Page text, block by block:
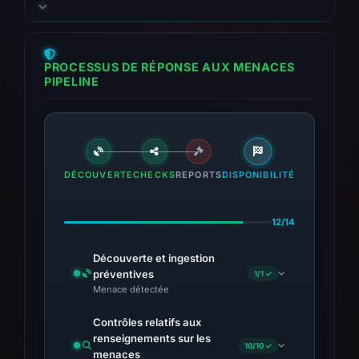
PROCESSUS DE RÉPONSE AUX MENACES
PIPELINE
DÉCOUVERTECHECKSREPORTSDISPONIBILITÉ
12/14
Découverte et ingestion
préventives
Menace détectée
1/1 ✓
Contrôles relatifs aux
renseignements sur les
menaces
10/10 ✓